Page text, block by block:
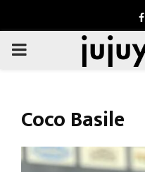
PRIMARY
Coco Basile